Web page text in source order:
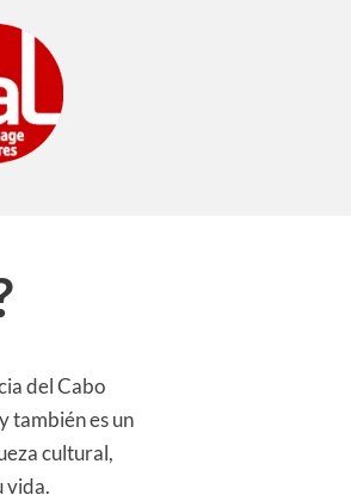
del Cabo
también es un
cultural,
vida.